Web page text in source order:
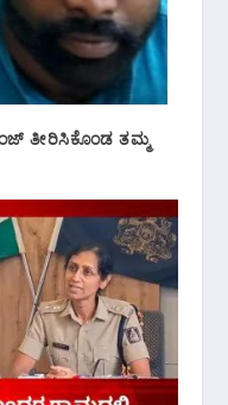
ತೀರಿಸಿಕೊಂಡ ತಮ್ಮ